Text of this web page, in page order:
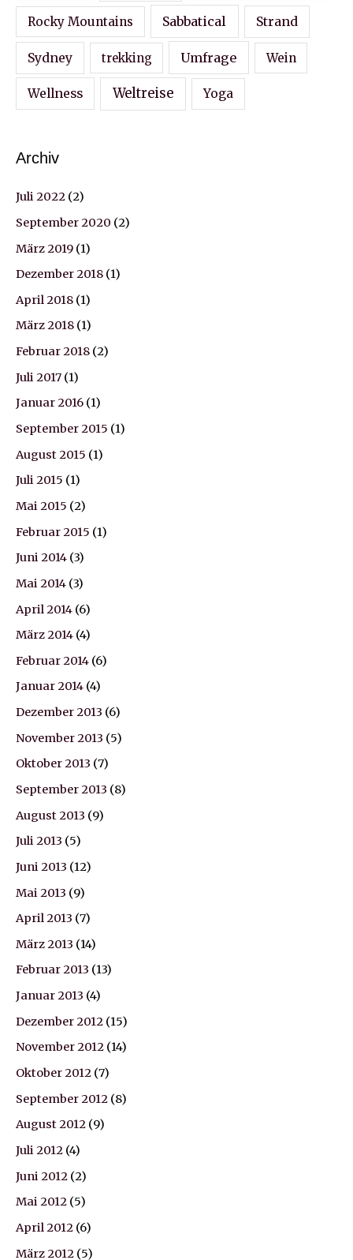
Rocky Mountains Sabbatical Strand
Sydney trekking Umfrage Wein
Wellness Weltreise Yoga
Archiv
Juli 2022 (2)
September 2020 (2)
März 2019 (1)
Dezember 2018 (1)
April 2018 (1)
März 2018 (1)
Februar 2018 (2)
Juli 2017 (1)
Januar 2016 (1)
September 2015 (1)
August 2015 (1)
Juli 2015 (1)
Mai 2015 (2)
Februar 2015 (1)
Juni 2014 (3)
Mai 2014 (3)
April 2014 (6)
März 2014 (4)
Februar 2014 (6)
Januar 2014 (4)
Dezember 2013 (6)
November 2013 (5)
Oktober 2013 (7)
September 2013 (8)
August 2013 (9)
Juli 2013 (5)
Juni 2013 (12)
Mai 2013 (9)
April 2013 (7)
März 2013 (14)
Februar 2013 (13)
Januar 2013 (4)
Dezember 2012 (15)
November 2012 (14)
Oktober 2012 (7)
September 2012 (8)
August 2012 (9)
Juli 2012 (4)
Juni 2012 (2)
Mai 2012 (5)
April 2012 (6)
März 2012 (5)